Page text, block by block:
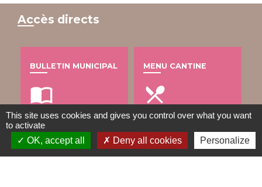
Accès directs
BULLETIN MUNICIPAL
import_contacts
MENU CANTINE
local_dining
TRAVAUX EN COURS VOS DÉMARCHES
This site uses cookies and gives you control over what you want
to activate
OK, accept all
Deny all cookies Personalize